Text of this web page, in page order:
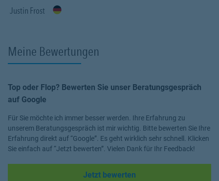
Justin Frost
Meine Bewertungen
Top oder Flop? Bewerten Sie unser Beratungsgespräch
auf Google
Für Sie möchte ich immer besser werden. Ihre Erfahrung zu
unserem Beratungsgespräch ist mir wichtig. Bitte bewerten Sie Ihre
Erfahrung direkt auf “Google”. Es geht wirklich sehr schnell. Klicken
Sie einfach auf “Jetzt bewerten”. Vielen Dank für Ihr Feedback!
Jetzt bewerten